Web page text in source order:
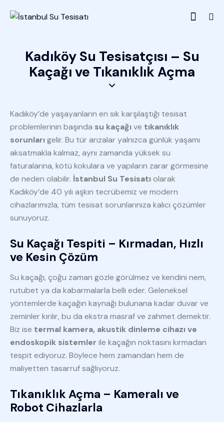
Kadıköy Su Tesisatçısı – Su
Kaçağı ve Tıkanıklık Açma
Kadıköy’de yaşayanların en sık karşılaştığı tesisat
problemlerinin başında su kaçağıve tıkanıklık
sorunlarıgelir. Bu tür arızalar yalnızca günlük yaşamı
aksatmakla kalmaz, aynı zamanda yüksek su
faturalarına, kötü kokulara ve yapıların zarar görmesine
de neden olabilir. İstanbul Su Tesisatıolarak
Kadıköy’de 40 yılı aşkın tecrübemiz ve modern
cihazlarımızla, tüm tesisat sorunlarınıza kalıcı çözümler
sunuyoruz.
Su Kaçağı Tespiti – Kırmadan, Hızlı
ve Kesin Çözüm
Su kaçağı, çoğu zaman gözle görülmez ve kendini nem,
rutubet ya da kabarmalarla belli eder. Geleneksel
yöntemlerde kaçağın kaynağı bulunana kadar duvar ve
zeminler kırılır, bu da ekstra masraf ve zahmet demektir.
Biz ise termal kamera, akustik dinleme cihazı ve
endoskopik sistemler ile kaçağın noktasını kırmadan
tespit ediyoruz. Böylece hem zamandan hem de
maliyetten tasarruf sağlıyoruz.
Tıkanıklık Açma – Kameralı ve
Robot Cihazlarla